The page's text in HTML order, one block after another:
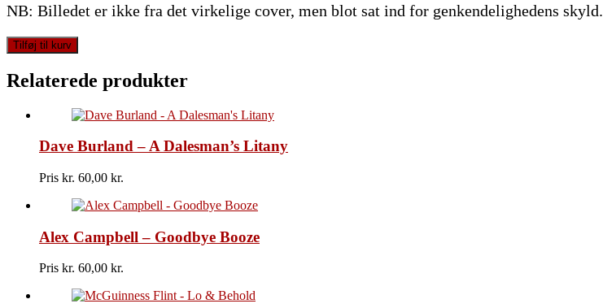
NB: Billedet er ikke fra det virkelige cover, men blot sat ind for genkendelighedens skyld.
Promises
-
Baby
It's
antal
Tilføj til kurv
Relaterede produkter
Dave Burland – A Dalesman’s Litany
Pris kr. 60,00
Alex Campbell – Goodbye Booze
Pris kr. 60,00